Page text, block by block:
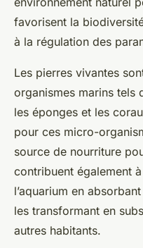
favorisent la
à la régulation des
Les pierres vivantes
organismes marins tels
les éponges et les
pour ces micro-
source de nourriture
contribuent également
l’aquarium en
les transformant en
autres habitants.